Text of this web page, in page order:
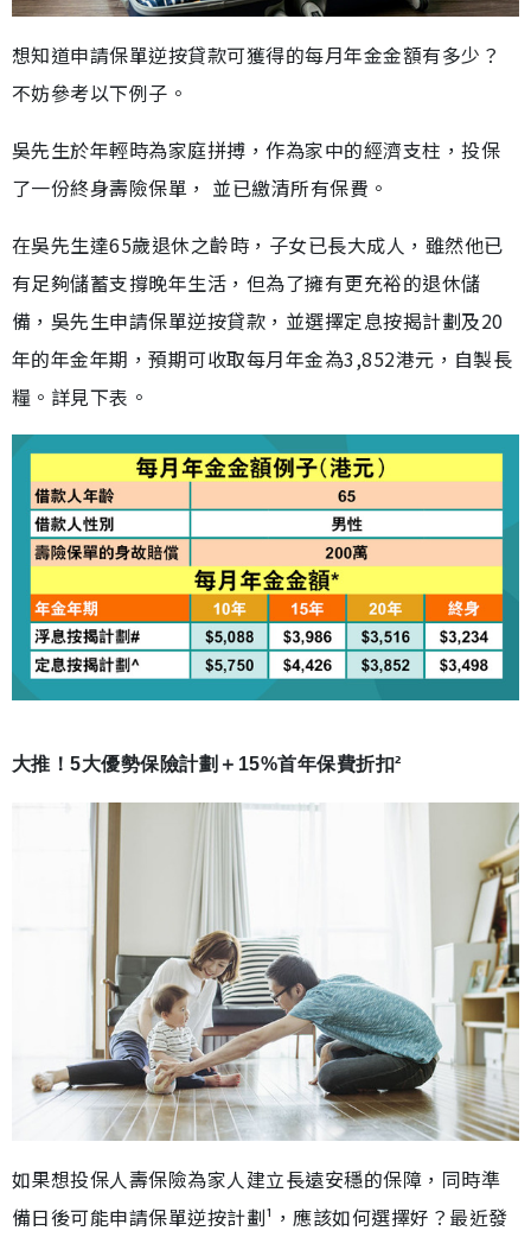
想知道申請保單逆按貸款可獲得的每月年金金額有多少？
不妨參考以下例子。
吳先生於年輕時為家庭拼搏，作為家中的經濟支柱，投保
了一份終身壽險保單， 並已繳清所有保費。
在吳先生達65歲退休之齡時，子女已長大成人，雖然他已
有足夠儲蓄支撐晚年生活，但為了擁有更充裕的退休儲
備，吳先生申請保單逆按貸款，並選擇定息按揭計劃及20
年的年金年期，預期可收取每月年金為3,852港元，自製長
糧。詳見下表。
大推！5大優勢保險計劃＋15%首年保費折扣²
如果想投保人壽保險為家人建立長遠安穩的保障，同時準
備日後可能申請保單逆按計劃¹，應該如何選擇好？最近發